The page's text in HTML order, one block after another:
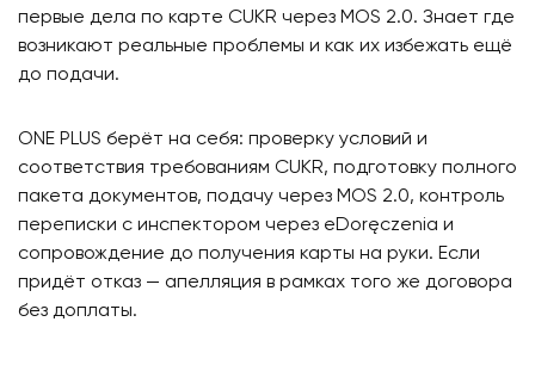
первые дела по карте CUKR через MOS 2.0. Знает где
возникают реальные проблемы и как их избежать ещё
до подачи.
ONE PLUS берёт на себя: проверку условий и
соответствия требованиям CUKR, подготовку полного
пакета документов, подачу через MOS 2.0, контроль
переписки с инспектором через eDoręczenia и
сопровождение до получения карты на руки. Если
придёт отказ — апелляция в рамках того же договора
без доплаты.